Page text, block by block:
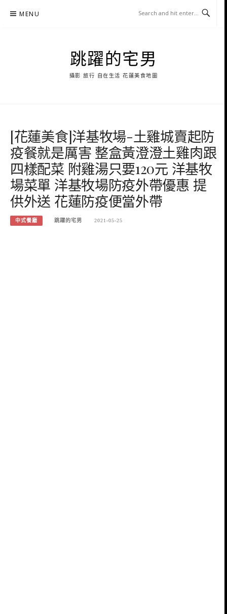
MENU
跳躍的宅男
攝影 旅行 自在生活 花蓮美食地圖
[花蓮美食]洋基牧場-土雞城賣起防
疫餐就是厲害 整盒黃澄澄土雞肉跟
四樣配菜 附雞湯只要120元 洋基牧
場菜單 洋基牧場防疫外帶優惠 提
供外送 花蓮防疫便當外帶
中式餐廳 跳躍的宅男 2021-05-25